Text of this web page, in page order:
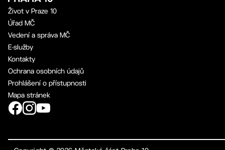
Život v Praze 10
Úřad MČ
Vedení a správa MČ
E-služby
Kontakty
Ochrana osobních údajů
Prohlášení o přístupnosti
Mapa stránek